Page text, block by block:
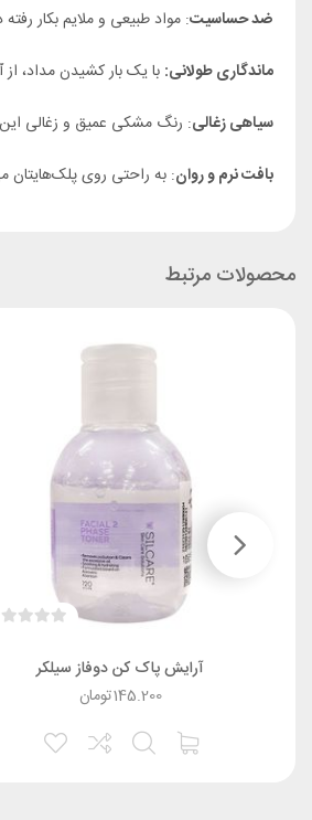
ضد حساسیت: مواد طبیعی و ملایم بکار
ماندگاری طولانی: با یک بار کشیدن مداد، از
سیاهی زغالی: رنگ مشکی عمیق و زغالی
بافت نرم و روان: به راحتی روی
محصولات مرتبط
آرايش پاک کن دوفاز سیلکر
تومان145.200